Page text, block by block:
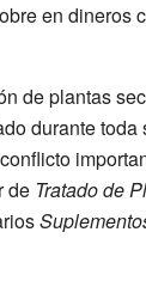
en dineros
de plantas
durante toda
de Tratado de